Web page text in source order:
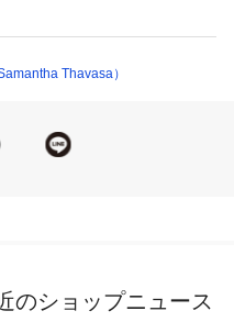
るため、カジュアルになり
ています。
Thavasa）
のショップニュース